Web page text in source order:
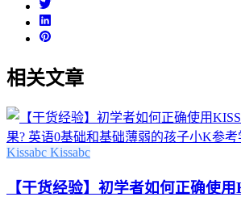
相关文章
Kissabc Kissabc
【干货经验】初学者如何正确使